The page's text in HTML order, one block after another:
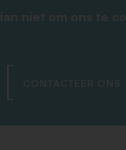
niet om ons te
CONTACTEER ONS